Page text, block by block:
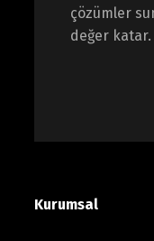
çözümler
değer katar.
Kurumsal